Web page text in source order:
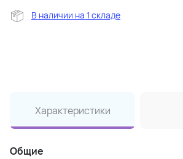
В наличии на 1 складе
Характеристики
Общие